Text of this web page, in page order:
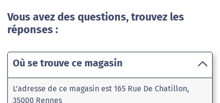
Vous avez des questions, trouvez les
réponses :
Où se trouve ce magasin
L'adresse de ce magasin est 165 Rue De Chatillon,
35000 Rennes